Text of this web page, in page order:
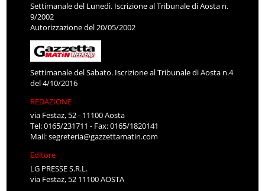
Settimanale del Lunedì. Iscrizione al Tribunale di Aosta n.
9/2002
Autorizzazione del 20/05/2002
Settimanale del Sabato. Iscrizione al Tribunale di Aosta n.4
del 4/10/2016
REDAZIONE
via Festaz, 52 - 11100 Aosta
Tel: 0165/231711 - Fax: 0165/1820141
Mail:segreteria@gazzettamatin.com
Editore
LG PRESSE S.R.L.
via Festaz, 52 11100 AOSTA